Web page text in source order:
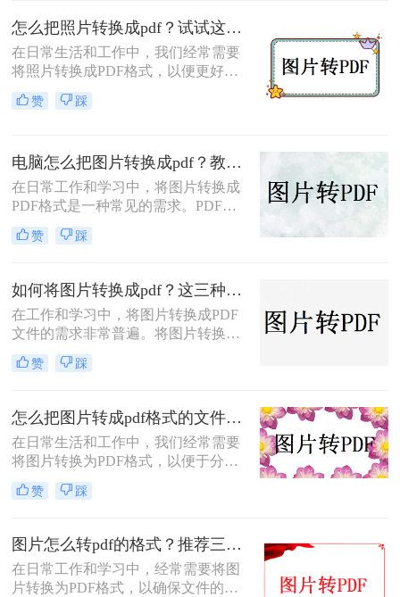
模糊、页面错位，甚至隐私泄露。本
文基于实际测试，对比四种主流图片
转PDF方案，按场景给出明确建议，
帮你少走弯路。
怎么把照片转换成pdf？试试这三个转换方法！
在日常生活和工作中，我们经常需要
将照片转换成PDF格式，以便更好地
进行分享、存储或打印。那么怎么把
照片转换成pdf呢？本文将介绍三种将
赞 踩
电脑怎么把图片转换成pdf？教你4种简单的方法！
在日常工作和学习中，将图片转换成
PDF格式是一种常见的需求。PDF格
式具有支持矢量图形、打印格式不走
样、兼容性高、体积小以及支持批注
格式。那么电脑怎么把图片转换成pdf
呢？本文将介绍四种常见的图片转
PDF的方法。
赞 踩
如何将图片转换成pdf？这三种方法帮助你解决问题！
在工作和学习中，将图片转换成PDF
文件的需求非常普遍。将图片转换成
PDF不仅可以方便地整合多张图片，
还可以确保文件格式的一致性和兼容
文将介绍三种常见的图片转PDF方
法。
赞 踩
怎么把图片转成pdf格式的文件？尝试下面三种方法！
在日常生活和工作中，我们经常需要
将图片转换为PDF格式，以便于分
享、打印或归档。那么怎么把图片转
成pdf格式的文件呢？本文将介绍三种
方法都有其特点和适用场景，您可以
根据自己的需求选择最合适的方式。
赞 踩
图片怎么转pdf的格式？推荐三种实用的方法！
在日常工作和学习中，经常需要将图
片转换为PDF格式，以确保文件的格